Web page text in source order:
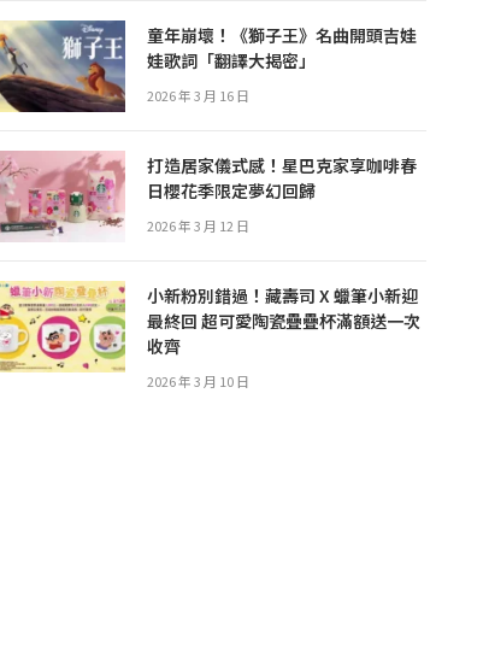
童年崩壞！《獅子王》名曲開頭吉娃
娃歌詞「翻譯大揭密」
2026 年 3 月 16 日
打造居家儀式感！星巴克家享咖啡春
日櫻花季限定夢幻回歸
2026 年 3 月 12 日
小新粉別錯過！藏壽司 X 蠟筆小新迎
最終回 超可愛陶瓷疊疊杯滿額送一次
收齊
2026 年 3 月 10 日